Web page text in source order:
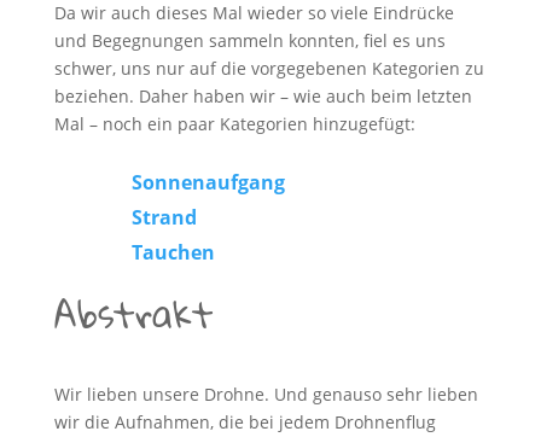
Da wir auch dieses Mal wieder so viele Eindrücke
und Begegnungen sammeln konnten, fiel es uns
schwer, uns nur auf die vorgegebenen Kategorien zu
beziehen. Daher haben wir – wie auch beim letzten
Mal – noch ein paar Kategorien hinzugefügt:
Sonnenaufgang
Strand
Tauchen
Abstrakt
Wir lieben unsere Drohne. Und genauso sehr lieben
wir die Aufnahmen, die bei jedem Drohnenflug